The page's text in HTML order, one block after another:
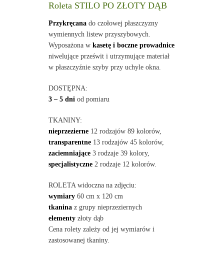
Roleta STILO PO ZŁOTY DĄB
Przykręcanado czołowej płaszczyzny
wymiennych listew przyszybowych.
Wyposażona w kasetę i boczne prowadnice
niwelujące prześwit i utrzymujące materiał
w płaszczyźnie szyby przy uchyle okna.
DOSTĘPNA:
3 – 5 dniod pomiaru
TKANINY:
nieprzezierne12 rodzajów 89 kolorów,
transparentne13 rodzajów 45 kolorów,
zaciemniające3 rodzaje 39 kolory,
specjalistyczne2 rodzaje 12 kolorów.
ROLETA widoczna na zdjęciu:
wymiary60 cm x 120 cm
tkaninaz grupy nieprzeziernych
elementyzłoty dąb
Cena rolety zależy od jej wymiarów i
zastosowanej tkaniny.